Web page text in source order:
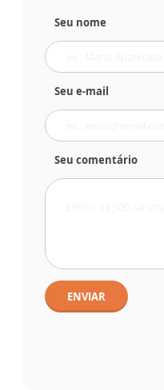
Seu nome
Seu e-mail
Seu comentário
ENVIAR